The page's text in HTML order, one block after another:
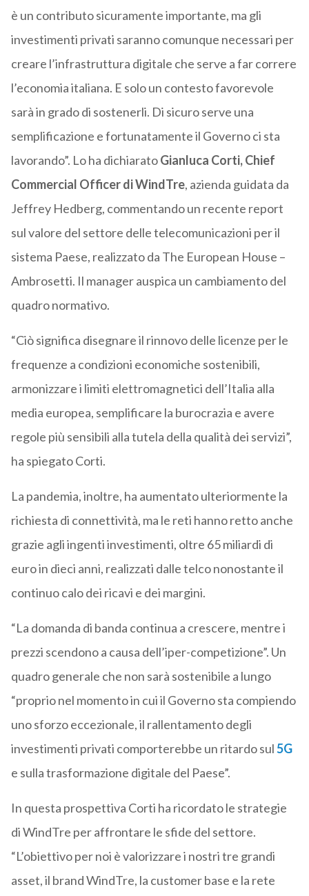
è un contributo sicuramente importante, ma gli
investimenti privati saranno comunque necessari per
creare l’infrastruttura digitale che serve a far correre
l’economia italiana. E solo un contesto favorevole
sarà in grado di sostenerli. Di sicuro serve una
semplificazione e fortunatamente il Governo ci sta
lavorando”. Lo ha dichiaratoGianluca Corti, Chief
Commercial Officer di WindTre, azienda guidata da
Jeffrey Hedberg, commentando un recente report
sul valore del settore delle telecomunicazioni per il
sistema Paese, realizzato da The European House –
Ambrosetti. Il manager auspica un cambiamento del
quadro normativo.
“Ciò significa disegnare il rinnovo delle licenze per le
frequenze a condizioni economiche sostenibili,
armonizzare i limiti elettromagnetici dell’Italia alla
media europea, semplificare la burocrazia e avere
regole più sensibili alla tutela della qualità dei servizi”,
ha spiegato Corti.
La pandemia, inoltre, ha aumentato ulteriormente la
richiesta di connettività, ma le reti hanno retto anche
grazie agli ingenti investimenti, oltre 65 miliardi di
euro in dieci anni, realizzati dalle telco nonostante il
continuo calo dei ricavi e dei margini.
“La domanda di banda continua a crescere, mentre i
prezzi scendono a causa dell’iper-competizione”. Un
quadro generale che non sarà sostenibile a lungo
“proprio nel momento in cui il Governo sta compiendo
uno sforzo eccezionale, il rallentamento degli
investimenti privati comporterebbe un ritardo sul5G
e sulla trasformazione digitale del Paese”.
In questa prospettiva Corti ha ricordato le strategie
di WindTre per affrontare le sfide del settore.
“L’obiettivo per noi è valorizzare i nostri tre grandi
asset, il brand WindTre, la customer base e la rete